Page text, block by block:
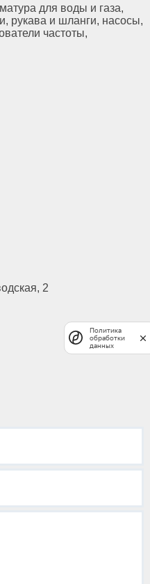
для воды и газа,
рукава и шланги, насосы,
частоты,
2
Политика
обработки
данных